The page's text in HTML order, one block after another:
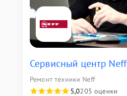
Сервисный центр Neff
Ремонт техники Neff
5,0205 оценки